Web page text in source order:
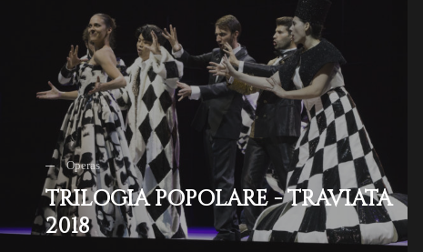
Operas
TRILOGIA POPOLARE - TRAVIATA
2018